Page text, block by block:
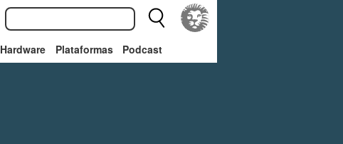
Hardware Plataformas Podcast